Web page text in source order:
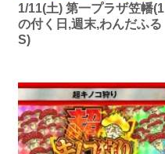
1/11(土) 第一プラザ笠幡(1
の付く日,週末,わんだふる
S)